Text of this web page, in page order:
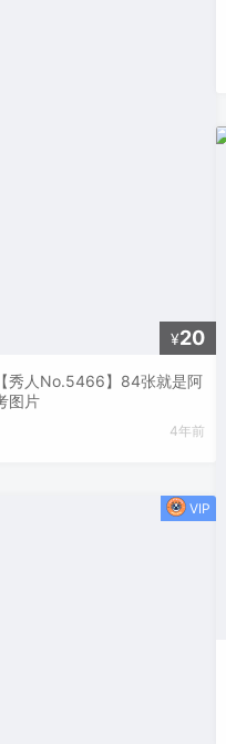
¥20
秀人No.5466】84张就是阿
图片
4年前